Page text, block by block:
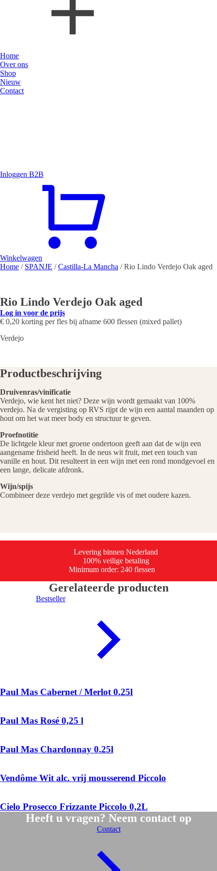
Home
Over ons
Shop
Nieuw
Contact
Inloggen B2B
Winkelwagen
Home / SPANJE /Castilla-La Mancha / Rio Lindo Verdejo Oak aged
Rio Lindo Verdejo Oak aged
Log in voor de prijs
€ 0,20 korting per fles bij afname 600 flessen (mixed pallet)
Verdejo
Productbeschrijving
Druivenras/vinificatie
Verdejo, wie kent het niet? Deze wijn wordt gemaakt van 100%
verdejo. Na de vergisting op RVS rijpt de wijn een aantal maanden op
hout om het wat meer body en structuur te geven.
Proefnotitie
De lichtgele kleur met groene ondertoon geeft aan dat de wijn een
aangename frisheid heeft. In de neus wit fruit, met een touch van
vanille en hout. Dit resulteert in een wijn met een rond mondgevoel en
een lange, delicate afdronk.
Wijn/spijs
Combineer deze verdejo met gegrilde vis of met oudere kazen.
Levering binnen Nederland
100% veilige betaling
Minimum order: 240 flessen
Gerelateerde producten
Bestseller
Paul Mas Cabernet / Merlot 0.25l
Paul Mas Rosé 0,25 l
Paul Mas Chardonnay 0.25l
Vendôme Wit alc. vrij mousserend Piccolo
Cielo Prosecco Frizzante Piccolo 0,2L
Heeft u vragen? Neem contact op
Contact